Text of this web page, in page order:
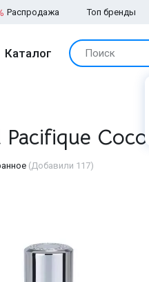
Распродажа Топ бренды
Каталог Поиск
(Добавили 117)